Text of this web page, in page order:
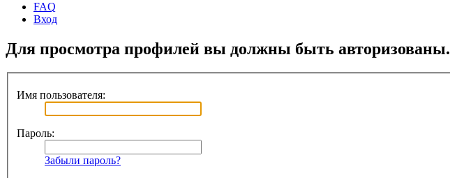
FAQ
Вход
Для просмотра профилей вы должны быть авторизованы.
Имя пользователя:
Пароль:
Забыли пароль?